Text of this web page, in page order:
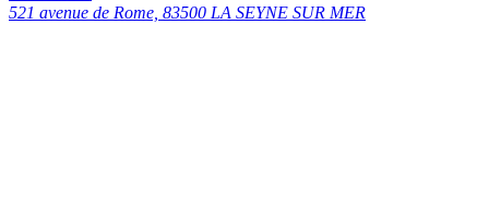
521 avenue de Rome, 83500 LA SEYNE SUR MER